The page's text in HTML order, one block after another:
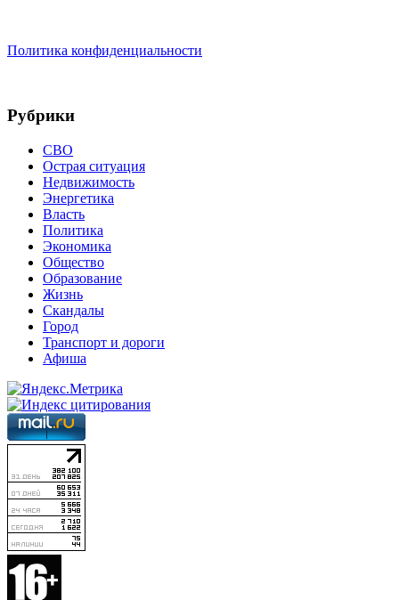
Политика конфиденциальности
Рубрики
СВО
Острая ситуация
Недвижимость
Энергетика
Власть
Политика
Экономика
Общество
Образование
Жизнь
Скандалы
Город
Транспорт и дороги
Афиша